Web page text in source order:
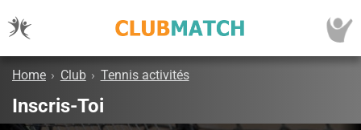
Home › Club › Tennis activités
Inscris-Toi